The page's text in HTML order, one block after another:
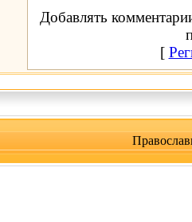
Добавлять
[